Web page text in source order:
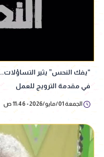
“يفك النحس” يثير
في مقدمة الترويج للعمل
الجمعة 01/مايو/2026 - 11:46 ص